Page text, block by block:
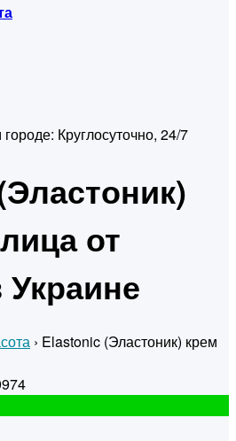
Круглосуточно, 24/7
от
› Elastonic (Эластоник) крем